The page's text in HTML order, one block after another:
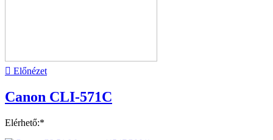
 Előnézet
Canon CLI-571C
Elérhető:*